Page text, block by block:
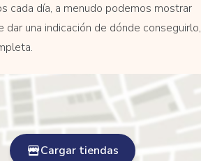
cada día, a menudo podemos mostrar
una indicación de dónde conseguirlo,
Cargar tiendas